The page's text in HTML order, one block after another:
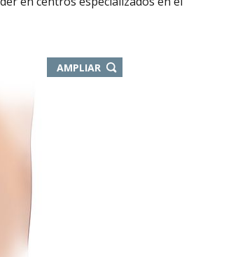
AMPLIAR